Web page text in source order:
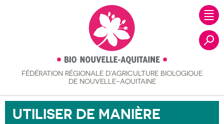
FÉDÉRATION RÉGIONALE D’AGRICULTURE BIOLOGIQUE
DE NOUVELLE-AQUITAINE
UTILISER DE MANIÈRE